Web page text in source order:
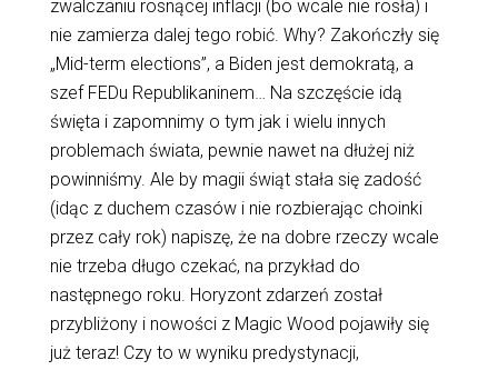
zwalczaniu rosnącej inflacji (bo wcale nie rosła) i
nie zamierza dalej tego robić. Why? Zakończły się
„Mid-term elections”, a Biden jest demokratą, a
szef FEDu Republikaninem… Na szczęście idą
święta i zapomnimy o tym jak i wielu innych
problemach świata, pewnie nawet na dłużej niż
powinniśmy. Ale by magii świąt stała się zadość
(idąc z duchem czasów i nie rozbierając choinki
przez cały rok) napiszę, że na dobre rzeczy wcale
nie trzeba długo czekać, na przykład do
następnego roku. Horyzont zdarzeń został
przybliżony i nowości z Magic Wood pojawiły się
już teraz! Czy to w wyniku predystynacji,